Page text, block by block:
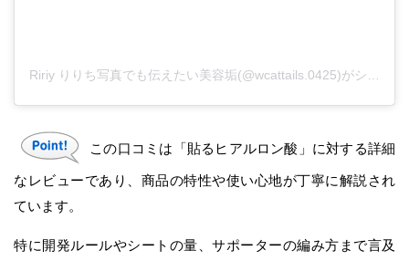
この口コミは「貼るヒアルロン酸」に対する詳細
なレビューであり、商品の特性や使い心地が丁寧に解説され
ています。
特に開発ルールやシートの量、サポーターの編み方まで言及